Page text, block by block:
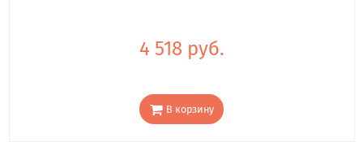
4 518 руб.
В корзину